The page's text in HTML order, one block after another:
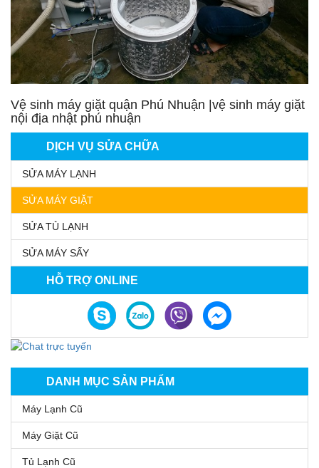
DỊCH VỤ SỬA CHỮA
SỬA MÁY LẠNH
SỬA MÁY GIẶT
SỬA TỦ LẠNH
SỬA MÁY SẤY
HỖ TRỢ ONLINE
DANH MỤC SẢN PHẨM
Máy Lạnh Cũ
Máy Giặt Cũ
Tủ Lạnh Cũ
Vệ sinh máy giặt quận Phú Nhuận |vệ sinh máy giặt
nội địa nhật phú nhuận